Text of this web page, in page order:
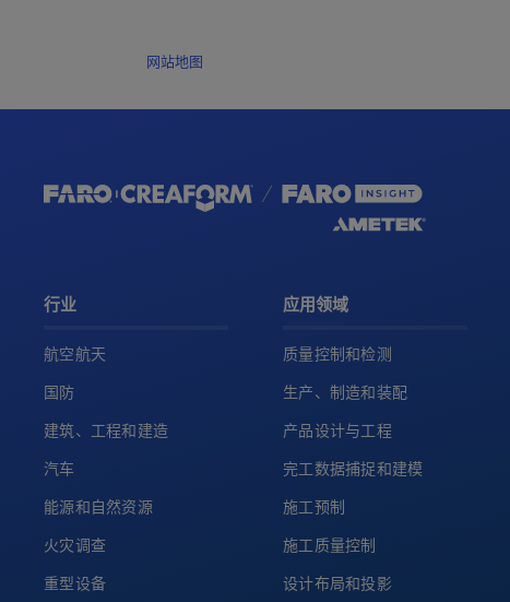
网站地图
行业
航空航天
国防
建筑、工程和建造
汽车
能源和自然资源
火灾调查
重型设备
应用领域
质量控制和检测
生产、制造和装配
产品设计与工程
完工数据捕捉和建模
施工预制
施工质量控制
设计布局和投影